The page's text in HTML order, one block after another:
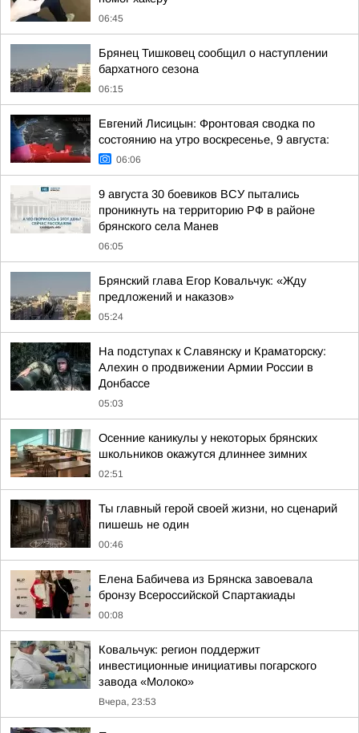
06:45
Брянец Тишковец сообщил о наступлении
бархатного сезона
06:15
Евгений Лисицын: Фронтовая сводка по
состоянию на утро воскресенье, 9 августа:
06:06
9 августа 30 боевиков ВСУ пытались
проникнуть на территорию РФ в районе
брянского села Манев
06:05
Брянский глава Егор Ковальчук: «Жду
предложений и наказов»
05:24
На подступах к Славянску и Краматорску:
Алехин о продвижении Армии России в
Донбассе
05:03
Осенние каникулы у некоторых брянских
школьников окажутся длиннее зимних
02:51
Ты главный герой своей жизни, но сценарий
пишешь не один
00:46
Елена Бабичева из Брянска завоевала
бронзу Всероссийской Спартакиады
00:08
Ковальчук: регион поддержит
инвестиционные инициативы погарского
завода «Молоко»
Вчера, 23:53